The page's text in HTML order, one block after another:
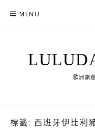
MENU
歐洲旅
標籤: 西班牙伊比利